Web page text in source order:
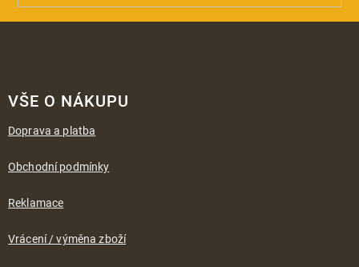
VŠE O NÁKUPU
Doprava a platba
Obchodní podmínky
Reklamace
Vrácení / výměna zboží